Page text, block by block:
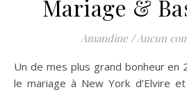
Mariage &
Amandine /Aucun
Un de mes plus grand bonheur en 2022, a été d’organiser
le mariage à New York d’Elvire